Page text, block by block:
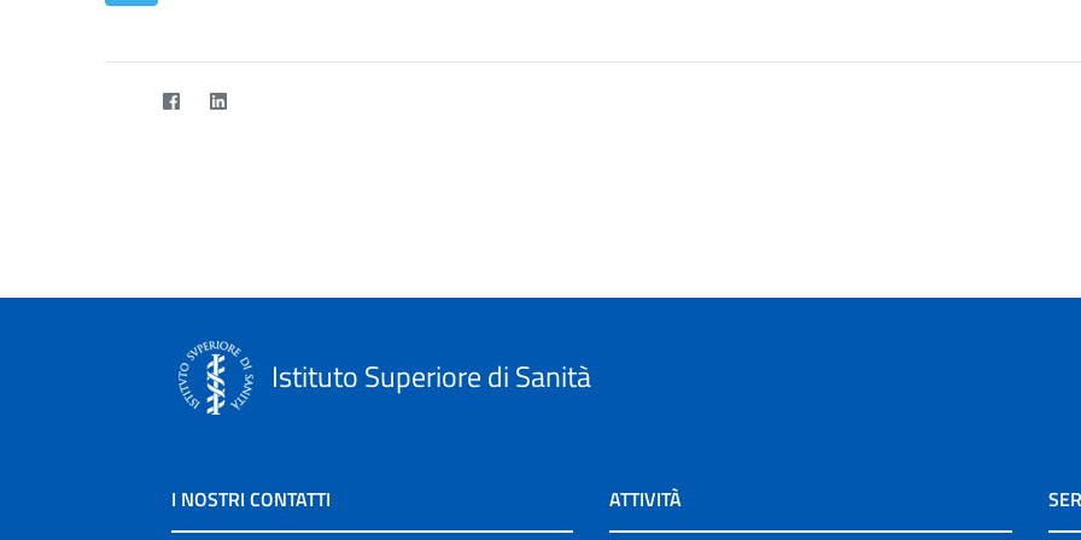
Istituto Superiore di Sanità
I NOSTRI CONTATTI ATTIVITÀ